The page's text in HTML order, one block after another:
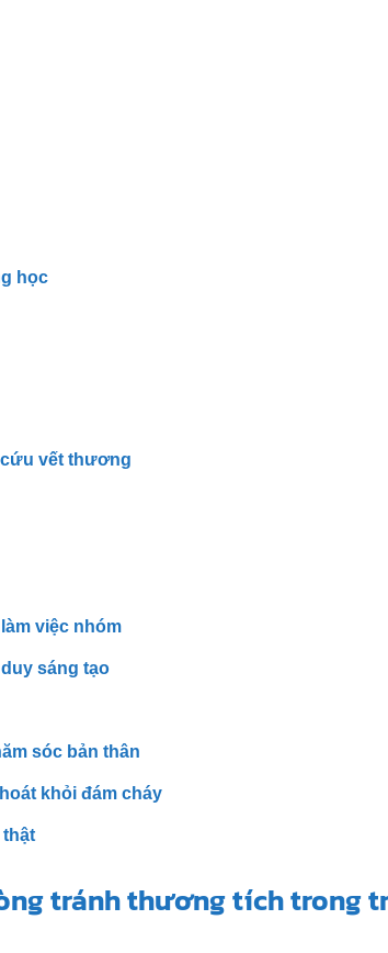
học
cứu vết thương
việc nhóm
sáng tạo
sóc bản thân
khỏi đám cháy
thật
tránh thương tích trong